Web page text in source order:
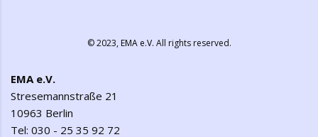
© 2023,EMA e.V. All rights reserved.
EMA e.V.
Stresemannstraße 21
10963 Berlin
Tel: 030 - 25 35 92 72